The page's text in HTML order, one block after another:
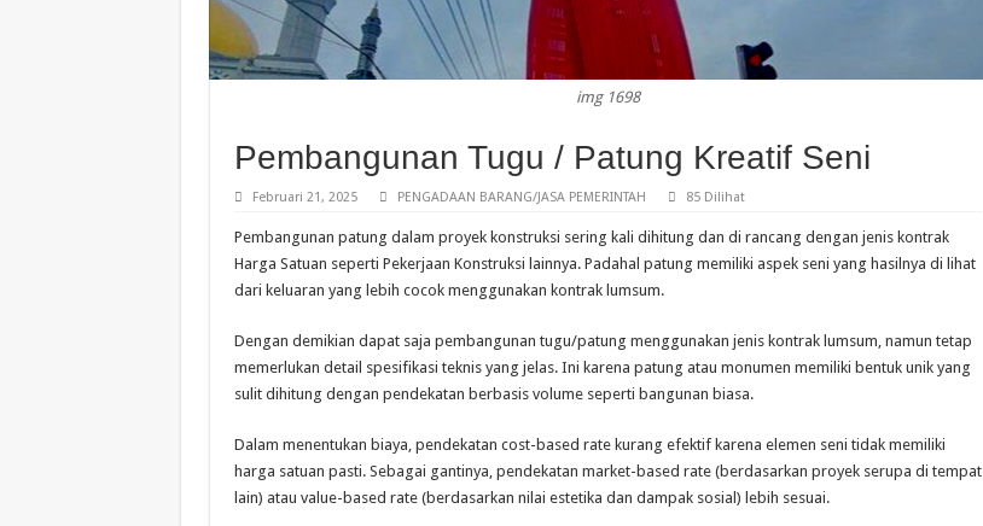
img 1698
Pembangunan Tugu / Patung Kreatif Seni
Februari 21, 2025 PENGADAAN BARANG/JASA PEMERINTAH 85 Dilihat
Pembangunan patung dalam proyek konstruksi sering kali dihitung dan di rancang dengan jenis kontrak
Harga Satuan seperti Pekerjaan Konstruksi lainnya. Padahal patung memiliki aspek seni yang hasilnya di lihat
dari keluaran yang lebih cocok menggunakan kontrak lumsum.
Dengan demikian dapat saja pembangunan tugu/patung menggunakan jenis kontrak lumsum, namun tetap
memerlukan detail spesifikasi teknis yang jelas. Ini karena patung atau monumen memiliki bentuk unik yang
sulit dihitung dengan pendekatan berbasis volume seperti bangunan biasa.
Dalam menentukan biaya, pendekatan cost-based rate kurang efektif karena elemen seni tidak memiliki
harga satuan pasti. Sebagai gantinya, pendekatan market-based rate (berdasarkan proyek serupa di tempat
lain) atau value-based rate (berdasarkan nilai estetika dan dampak sosial) lebih sesuai.